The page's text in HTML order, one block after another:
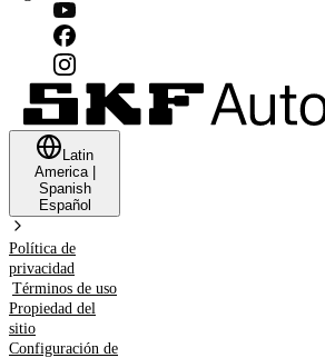
Latin
America|
Spanish
Español
Política de
privacidad
Términos de uso
Propiedad del
sitio
Configuración de